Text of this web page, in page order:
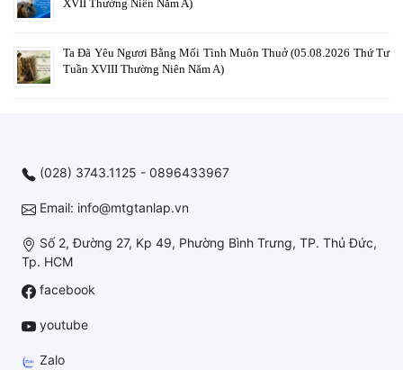
XVII Thường Niên Năm A)
Ta Đã Yêu Ngươi Bằng Mối Tình Muôn Thuở (05.08.2026 Thứ Tư
Tuần XVIII Thường Niên Năm A)
(028) 3743.1125 - 0896433967
Email: info@mtgtanlap.vn
Số 2, Đường 27, Kp 49, Phường Bình Trưng, TP. Thủ Đức,
Tp. HCM
facebook
youtube
Zalo